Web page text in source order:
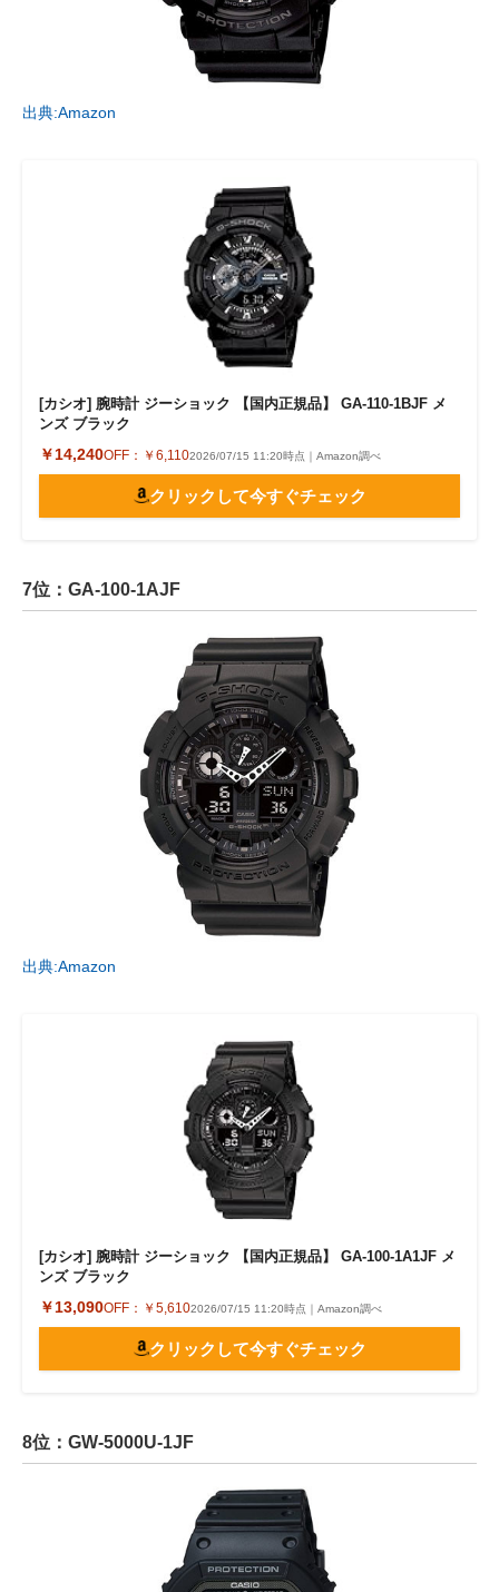
出典:Amazon
[カシオ] 腕時計 ジーショック 【国内正規品】 GA-110-1BJF メ
ンズ ブラック
￥14,240OFF： ￥6,1102026/07/15 11:20時点｜Amazon調べ
クリックして今すぐチェック
7位：GA-100-1AJF
出典:Amazon
[カシオ] 腕時計 ジーショック 【国内正規品】 GA-100-1A1JF メ
ンズ ブラック
￥13,090OFF： ￥5,6102026/07/15 11:20時点｜Amazon調べ
クリックして今すぐチェック
8位：GW-5000U-1JF